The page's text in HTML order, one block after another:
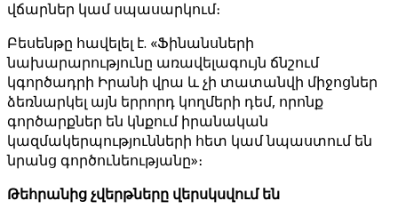
վճարներ կամ սպասարկում։
Բեսենթը հավելել է. «Ֆինանսների
նախարարությունը առավելագույն ճնշում
կգործադրի Իրանի վրա և չի տատանվի միջոցներ
ձեռնարկել այն երրորդ կողմերի դեմ, որոնք
գործարքներ են կնքում իրանական
կազմակերպությունների հետ կամ նպաստում են
նրանց գործունեությանը»։
Թեհրանից չվերթները վերսկսվում են